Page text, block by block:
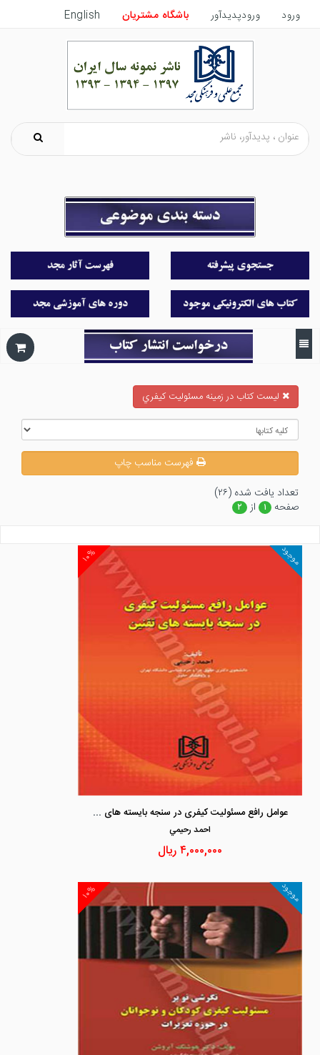
ورود ورودپدیدآور باشگاه مشتریان English
ليست كتاب در زمينه مسئوليت كيفري
فهرست مناسب چاپ
تعداد يافت شده (۲۶)
صفحه
۱ از ۲
۱۰% موجود
عوامل رافع مسئولیت کیفری در سنجه بایسته های تقنین
احمد رحيمي
۴,۰۰۰,۰۰۰ریال
۱۰% موجود